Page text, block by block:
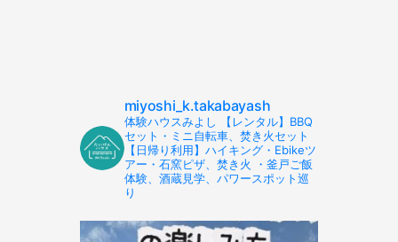
miyoshi_k.takabayash
体験ハウスみよし 【レンタル】BBQ
セット・ミニ自転車、焚き火セット
【日帰り利用】ハイキング・Ebikeツ
アー・石窯ピザ、焚き火 ・釜戸ご飯
体験、酒蔵見学、パワースポット巡
り